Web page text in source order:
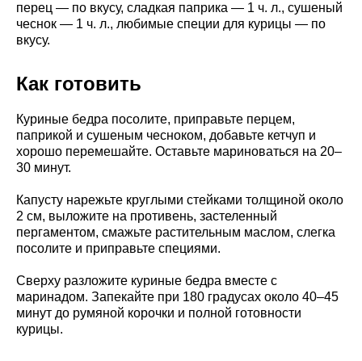
перец — по вкусу, сладкая паприка — 1 ч. л., сушеный
чеснок — 1 ч. л., любимые специи для курицы — по
вкусу.
Как готовить
Куриные бедра посолите, приправьте перцем,
паприкой и сушеным чесноком, добавьте кетчуп и
хорошо перемешайте. Оставьте мариноваться на 20–
30 минут.
Капусту нарежьте круглыми стейками толщиной около
2 см, выложите на противень, застеленный
пергаментом, смажьте растительным маслом, слегка
посолите и приправьте специями.
Сверху разложите куриные бедра вместе с
маринадом. Запекайте при 180 градусах около 40–45
минут до румяной корочки и полной готовности
курицы.